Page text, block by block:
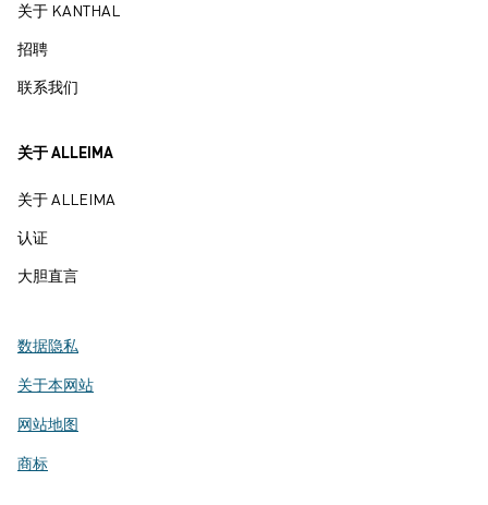
关于 KANTHAL
招聘
联系我们
关于 ALLEIMA
关于 ALLEIMA
认证
大胆直言
数据隐私
关于本网站
网站地图
商标